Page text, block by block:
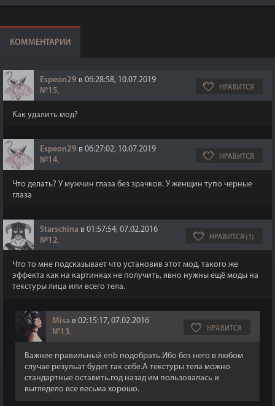
КОММЕНТАРИИ
Espeon29 в 06:28:58, 10.07.2019
№15, НРАВИТСЯ
Как удалить мод?
Espeon29 в 06:27:02, 10.07.2019
№14, НРАВИТСЯ
Что делать? У мужчин глаза без зрачков. У женщин тупо черные
глаза
Starschina в 01:57:54, 07.02.2016
№12, НРАВИТСЯ (1)
Что то мне подсказывает что установив этот мод, такого же
эффекта как на картинках не получить, явно нужны ещё моды на
текстуры лица или всего тела.
Misa в 02:15:17, 07.02.2016
№13, НРАВИТСЯ
Важнее правильный enb подобрать.Ибо без него в любом
случае резульат будет так себе.А текстуры тела можно
стандартные оставить.год назад им пользовалась и
выглядело все весьма хорошо.